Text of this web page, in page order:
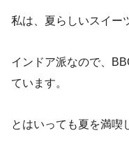
私は、夏らしいスイー
インドア派なので、
ています。
とはいっても夏を満喫